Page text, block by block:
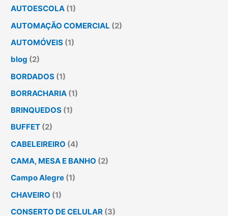
AUTOESCOLA (1)
AUTOMAÇÃO COMERCIAL (2)
AUTOMÓVEIS (1)
blog (2)
BORDADOS (1)
BORRACHARIA (1)
BRINQUEDOS (1)
BUFFET (2)
CABELEIREIRO (4)
CAMA, MESA E BANHO (2)
Campo Alegre (1)
CHAVEIRO (1)
CONSERTO DE CELULAR (3)